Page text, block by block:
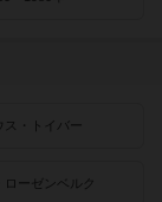
ス・トイバー
ローゼンベルク